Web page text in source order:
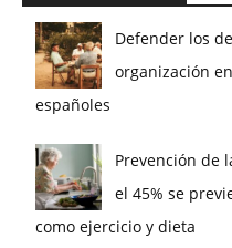
Defender los
organización
españoles
Prevención de
el 45% se
como ejercicio y dieta